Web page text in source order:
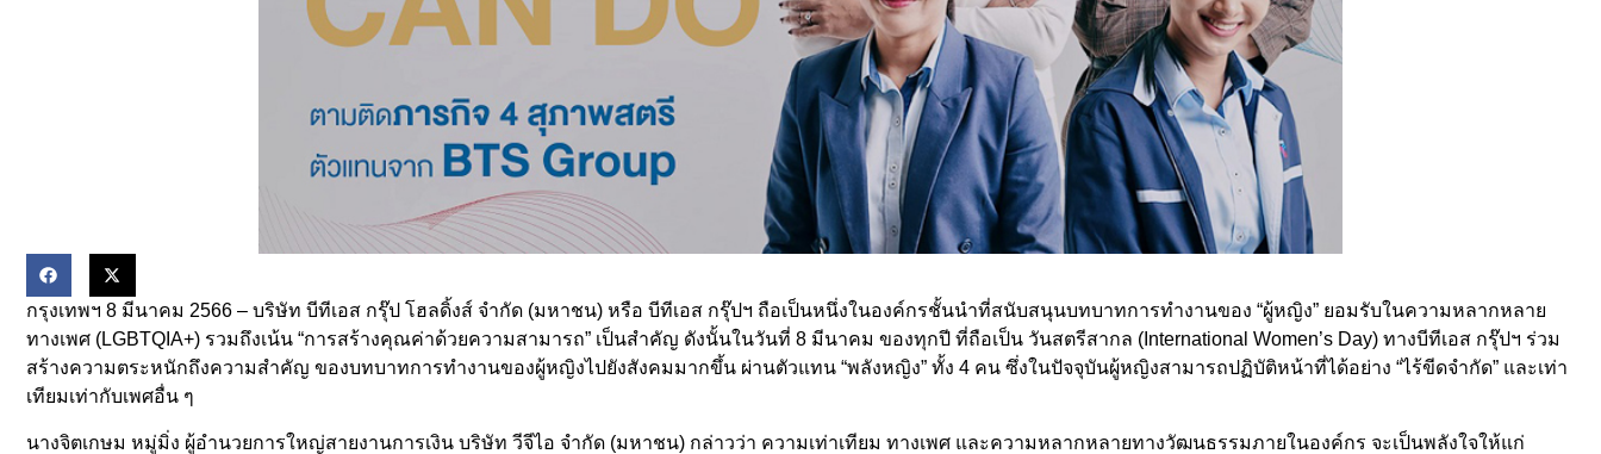
กรุงเทพฯ 8 มีนาคม 2566 – บริษัท บีทีเอส กรุ๊ป โฮลดิ้งส์ จํากัด (มหาชน) หรือ บีทีเอส กรุ๊ปฯ ถือเป็นหนึ่งในองค์กรชั้นนำที่สนับสนุนบทบาทการทำงานของ “ผู้หญิง” ยอมรับในความหลากหลาย
ทางเพศ (LGBTQIA+) รวมถึงเน้น “การสร้างคุณค่าด้วยความสามารถ” เป็นสำคัญ ดังนั้นในวันที่ 8 มีนาคม ของทุกปี ที่ถือเป็น วันสตรีสากล (International Women’s Day) ทางบีทีเอส กรุ๊ปฯ ร่วม
สร้างความตระหนักถึงความสำคัญ ของบทบาทการทำงานของผู้หญิงไปยังสังคมมากขึ้น ผ่านตัวแทน “พลังหญิง” ทั้ง 4 คน ซึ่งในปัจจุบันผู้หญิงสามารถปฏิบัติหน้าที่ได้อย่าง “ไร้ขีดจำกัด” และเท่า
เทียมเท่ากับเพศอื่น ๆ
นางจิตเกษม หมู่มิ่ง ผู้อำนวยการใหญ่สายงานการเงิน บริษัท วีจีไอ จำกัด (มหาชน) กล่าวว่า ความเท่าเทียม ทางเพศ และความหลากหลายทางวัฒนธรรมภายในองค์กร จะเป็นพลังใจให้แก่